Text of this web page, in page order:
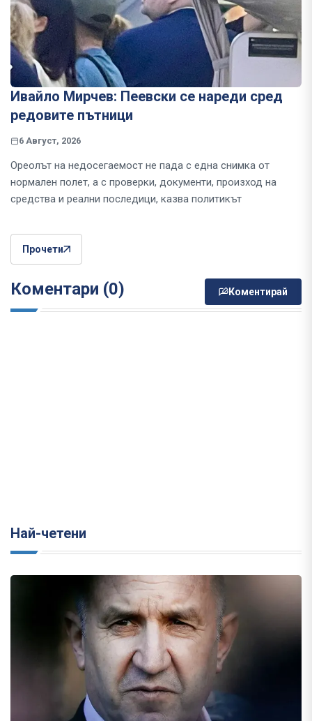
Ивайло Мирчев: Пеевски се нареди сред
редовите пътници
6 Август, 2026
Ореолът на недосегаемост не пада с една снимка от
нормален полет, а с проверки, документи, произход на
средства и реални последици, казва политикът
Прочети
Коментари (0) Коментирай
Най-четени